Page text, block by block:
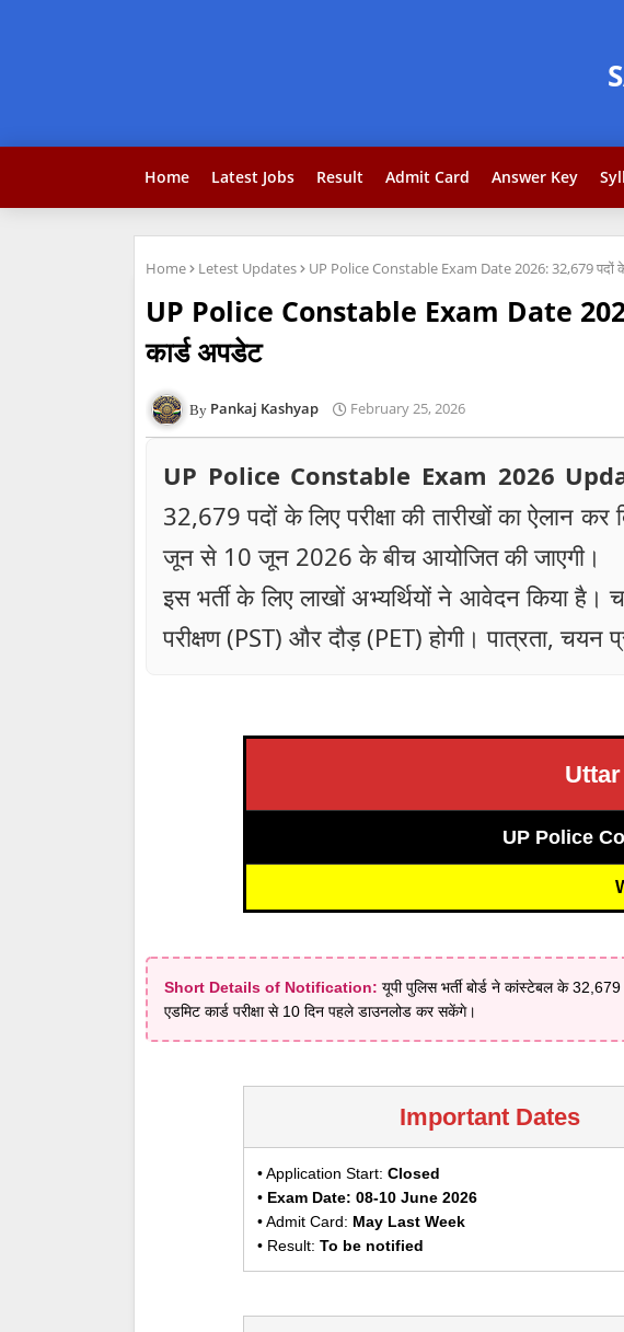
Home Latest Jobs Result Admit Card Answer Key
Home Letest Updates UP Police Constable Exam Date 2026: 32,679 पदों के
UP Police Constable Exam Date 2026:
कार्ड अपडेट
Pankaj Kashyap February 25, 2026
UP Police Constable Exam 2026
32,679 पदों के लिए परीक्षा की तारीखों का ऐलान
जून से 10 जून 2026 के बीच आयोजित की जाएगी।
इस भर्ती के लिए लाखों अभ्यर्थियों ने आवेदन किया है।
परीक्षण (PST) और दौड़ (PET) होगी। पात्रता, चयन
UP Police
Short Details of Notification: यूपी पुलिस भर्ती बोर्ड ने कांस्टेबल के
एडमिट कार्ड परीक्षा से 10 दिन पहले डाउनलोड कर सकेंगे।
Important Dates
• Application Start: Closed
• Exam Date: 08-10 June 2026
• Admit Card: May Last Week
• Result: To be notified